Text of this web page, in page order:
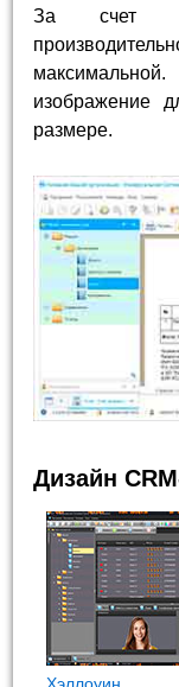
За счет
изображение
размере.
Дизайн